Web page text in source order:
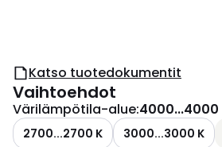
Katso tuotedokumentit
Vaihtoehdot
Värilämpötila-alue:4000...4000
2700...2700 K 3000...3000 K